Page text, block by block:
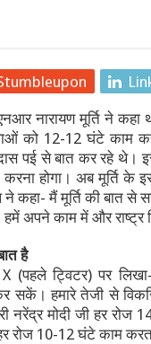
में, 21 साल के सबसे बड़े
की तकनीकों के
दूसरी बैठक शुरू हुई
सरकारी अनुमोदित
नारायण मूर्ति ने कहा
को 12-12 घंटे काम
पई से बात कर रहे थे।
होगा। अब मूर्ति के
मैं मूर्ति की बात से
अपने काम में और राष्ट्र
है
(पहले ट्विटर) पर
सकें। हमारे तेजी से
नरेंद्र मोदी जी हर रोज
रोज 10-12 घंटे काम